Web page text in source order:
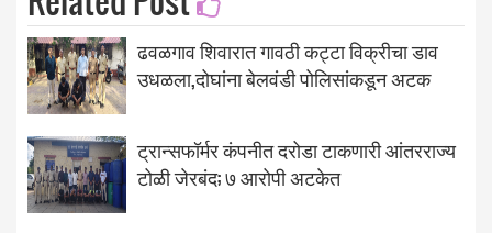
ढवळगाव शिवारात गावठी कट्टा विक्रीचा डाव
उधळला,दोघांना बेलवंडी पोलिसांकडून अटक
ट्रान्सफॉर्मर कंपनीत दरोडा टाकणारी आंतरराज्य
टोळी जेरबंद; ७ आरोपी अटकेत